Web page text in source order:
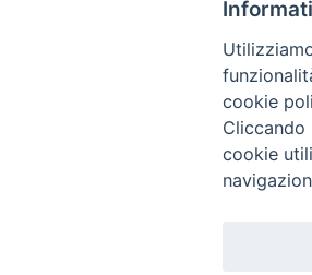
Copyright © 2019 - Tutti i
cookie
cookie